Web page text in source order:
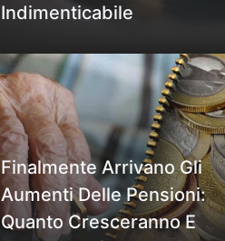
Indimenticabile
Finalmente Arrivano Gli
Aumenti Delle Pensioni:
Quanto Cresceranno E